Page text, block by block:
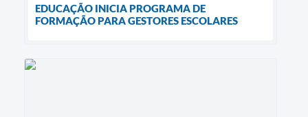
EDUCAÇÃO INICIA PROGRAMA DE
FORMAÇÃO PARA GESTORES ESCOLARES